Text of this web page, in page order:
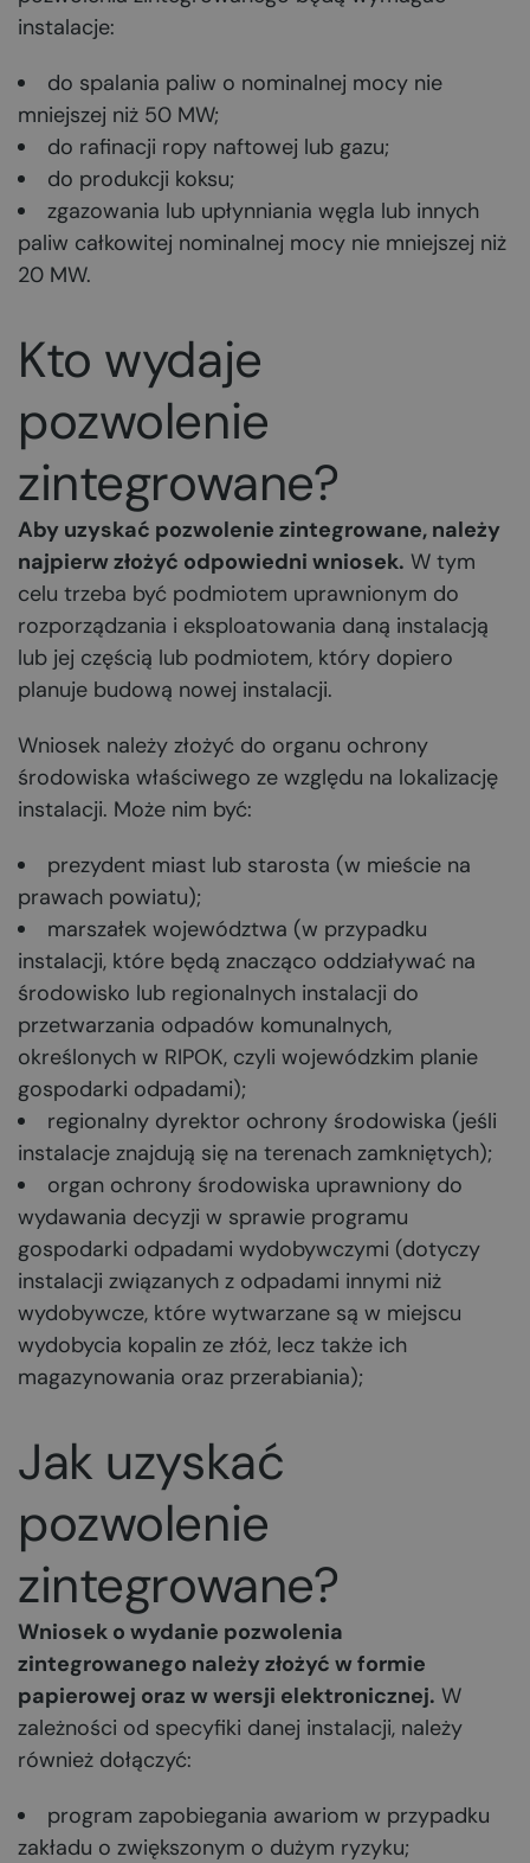
instalacje:
do spalania paliw o nominalnej mocy nie
mniejszej niż 50 MW;
do rafinacji ropy naftowej lub gazu;
do produkcji koksu;
zgazowania lub upłynniania węgla lub innych
paliw całkowitej nominalnej mocy nie mniejszej niż
20 MW.
Kto wydaje
pozwolenie
zintegrowane?
Aby uzyskać pozwolenie zintegrowane, należy
najpierw złożyć odpowiedni wniosek. W tym
celu trzeba być podmiotem uprawnionym do
rozporządzania i eksploatowania daną instalacją
lub jej częścią lub podmiotem, który dopiero
planuje budową nowej instalacji.
Wniosek należy złożyć do organu ochrony
środowiska właściwego ze względu na lokalizację
instalacji. Może nim być:
prezydent miast lub starosta (w mieście na
prawach powiatu);
marszałek województwa (w przypadku
instalacji, które będą znacząco oddziaływać na
środowisko lub regionalnych instalacji do
przetwarzania odpadów komunalnych,
określonych w RIPOK, czyli wojewódzkim planie
gospodarki odpadami);
regionalny dyrektor ochrony środowiska (jeśli
instalacje znajdują się na terenach zamkniętych);
organ ochrony środowiska uprawniony do
wydawania decyzji w sprawie programu
gospodarki odpadami wydobywczymi (dotyczy
instalacji związanych z odpadami innymi niż
wydobywcze, które wytwarzane są w miejscu
wydobycia kopalin ze złóż, lecz także ich
magazynowania oraz przerabiania);
Jak uzyskać
pozwolenie
zintegrowane?
Wniosek o wydanie pozwolenia
zintegrowanego należy złożyć w formie
papierowej oraz w wersji elektronicznej. W
zależności od specyfiki danej instalacji, należy
również dołączyć:
program zapobiegania awariom w przypadku
zakładu o zwiększonym o dużym ryzyku;